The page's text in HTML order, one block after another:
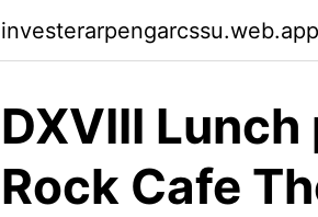
investerarpengarcssu.web.app
DXVIII
Rock Cafe